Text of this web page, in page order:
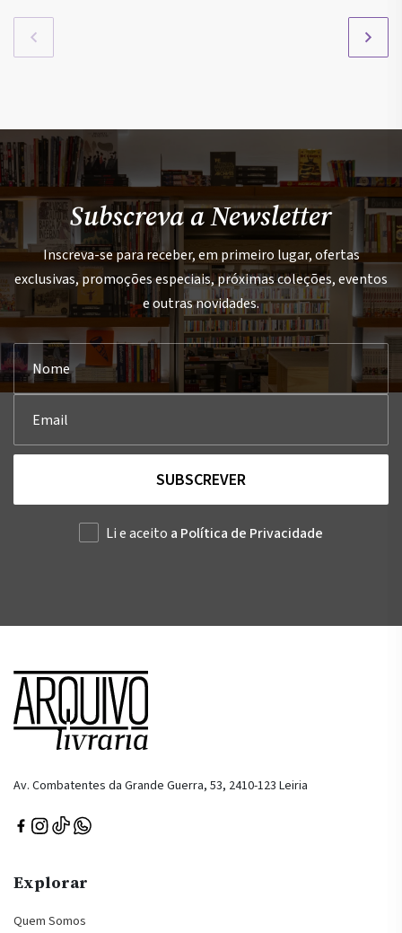
Subscreva a Newsletter
Inscreva-se para receber, em primeiro lugar, ofertas
exclusivas, promoções especiais, próximas coleções, eventos
e outras novidades.
SUBSCREVER
Li e aceito a Política de Privacidade
Av. Combatentes da Grande Guerra, 53, 2410-123 Leiria
Explorar
Quem Somos